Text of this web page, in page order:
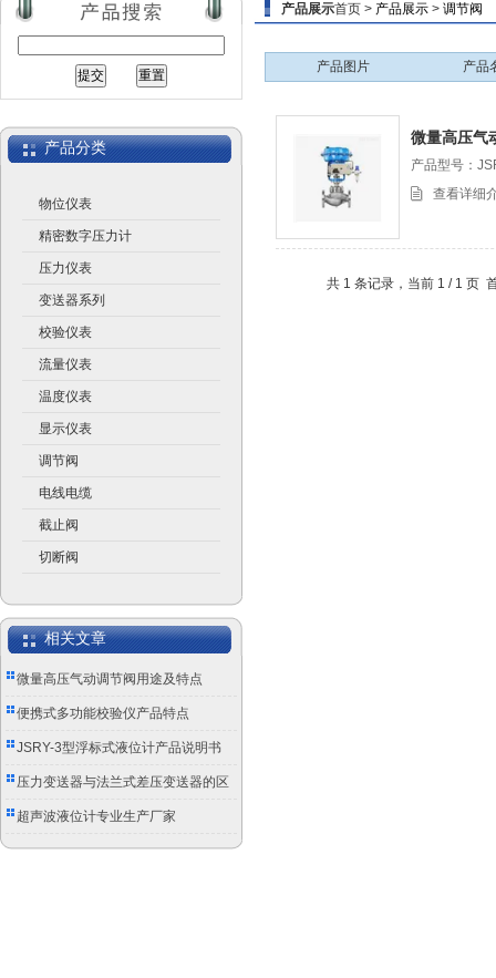
产品分类
物位仪表
精密数字压力计
压力仪表
变送器系列
校验仪表
流量仪表
温度仪表
显示仪表
调节阀
电线电缆
截止阀
切断阀
相关文章
微量高压气动调节阀用途及特点
便携式多功能校验仪产品特点
JSRY-3型浮标式液位计产品说明书
压力变送器与法兰式差压变送器的区
别
超声波液位计专业生产厂家
产品展示首页 > 产品展示 > 调节阀
产品图片 产品
微量高压气
产品型号：
查看详细
共 1 条记录，当前 1 / 1 页